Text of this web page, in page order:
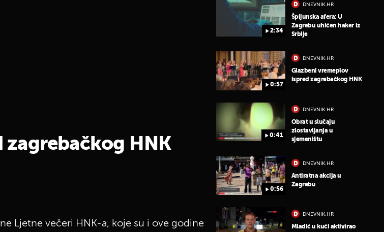
zagrebačkog HNK
Ljetne večeri HNK-a, koje su i ove godine
2:34
DNEVNIK.HR
Špijunska afera: U
Zagrebu uhićen haker iz
Srbije
0:57
DNEVNIK.HR
Glazbeni vremeplov
ispred zagrebačkog HNK
0:41
DNEVNIK.HR
Obrat u slučaju
zlostavljanja u
sjemeništu
0:56
DNEVNIK.HR
Antiratna akcija u
Zagrebu
DNEVNIK.HR
Mladić u kući aktivirao